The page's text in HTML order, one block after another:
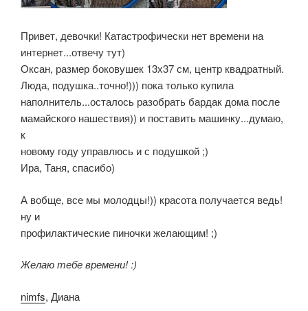
Привет, девочки! Катастрофически нет времени на
интернет...отвечу тут)
Оксан, размер боковушек 13х37 см, центр квадратный.
Люда, подушка..точно!))) пока только купила
наполнитель...осталось разобрать бардак дома после
мамайского нашествия)) и поставить машинку...думаю,
к
новому году управлюсь и с подушкой ;)
Ира, Таня, спасибо)
А вобще, все мы молодцы!)) красота получается ведь!
ну и
профилактические пиночки желающим! ;)
Желаю тебе времени! :)
nimfs, Диана